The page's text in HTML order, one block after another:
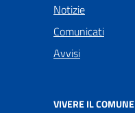
Notizie
Comunicati
Avvisi
VIVERE IL COMUNE